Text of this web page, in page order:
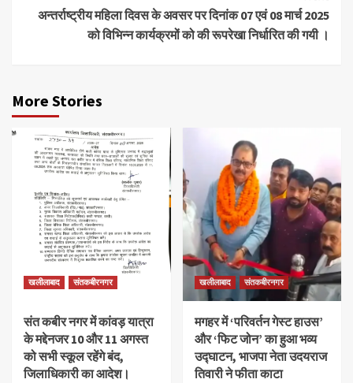
अन्तर्राष्ट्रीय महिला दिवस के अवसर पर दिनांक 07 एवं 08 मार्च 2025
को विभिन्न कार्यक्रमों को की रूपरेखा निर्धारित की गयी ।
More Stories
खलीलाबाद संतकबीरनगर
संत कबीर नगर में कांवड़ यात्रा
के मद्देनजर 10 और 11 अगस्त
को सभी स्कूल रहेंगे बंद,
जिलाधिकारी का आदेश।
खलीलाबाद संतकबीरनगर
मगहर में ‘परिवर्तन गेस्ट हाउस’
और ‘फिट जोन’ का हुआ भव्य
उद्घाटन, भाजपा नेता उदयराज
तिवारी ने फीता काटा